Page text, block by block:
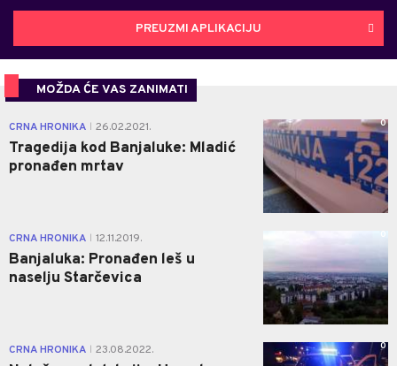
PREUZMI APLIKACIJU
MOŽDA ĆE VAS ZANIMATI
CRNA HRONIKA 26.02.2021.
Tragedija kod Banjaluke: Mladić
pronađen mrtav
0
CRNA HRONIKA 12.11.2019.
Banjaluka: Pronađen leš u
naselju Starčevica
0
CRNA HRONIKA 23.08.2022. 0